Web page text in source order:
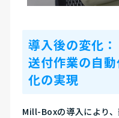
導入後の変化：
送付作業の自
化の実現
Mill-Boxの導入により